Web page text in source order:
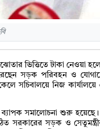
ভিত্তিতে টাকা নেওয়া
সড়ক পরিবহন ও
সচিবালয়ে নিজ কার্যালয়ে
সমালোচনা শুরু
সরকারের সড়ক ও